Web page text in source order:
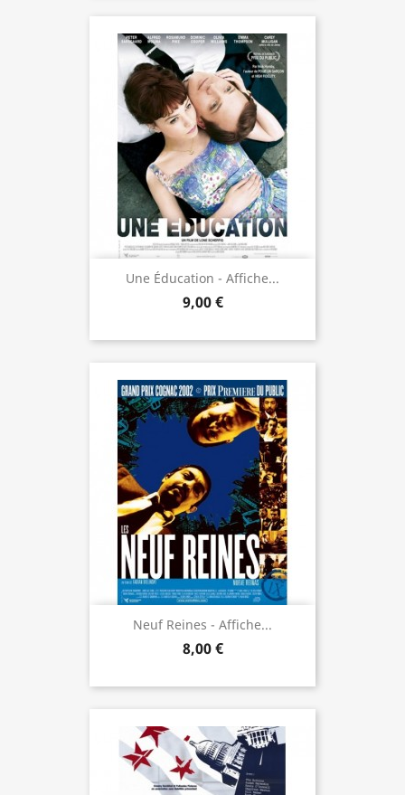
Une Éducation - Affiche...
9,00 €
Neuf Reines - Affiche...
8,00 €